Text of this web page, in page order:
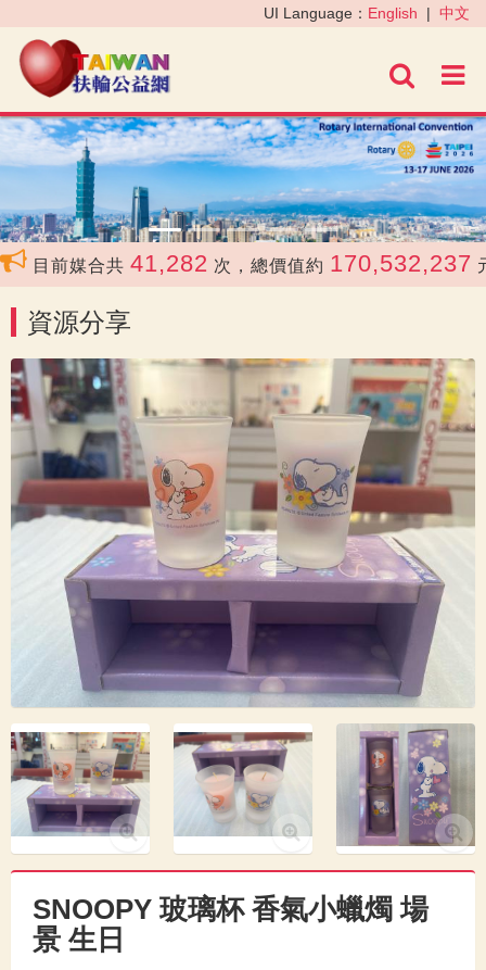
進階
UI Language： English | 中文
‹ ›
目前媒合共 41,282 次，總價值約 170,532,237 元
資源分享
SNOOPY 玻璃杯 香氣小蠟燭 場
景 生日